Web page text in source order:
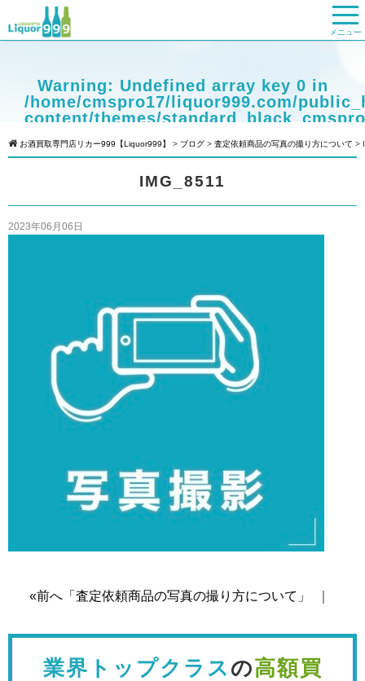
メニュー
Warning: Undefined array key 0 in
/home/cmspro17/liquor999.com/
content/themes/
"cat_name" on null in
on line9
お酒買取専門店リカー999【Liquor999】 > ブログ > 査定依頼商品の写真の撮り方について >
IMG_8511
2023年06月06日
«前へ「査定依頼商品の写真の撮り方について」
業界トップクラス の高額買